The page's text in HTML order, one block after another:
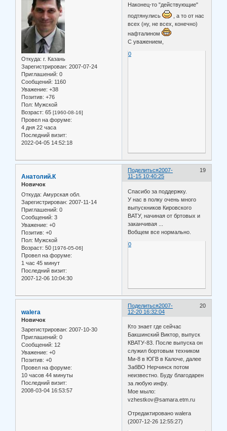
Откуда: г. Казань
Зарегистрирован: 2007-07-24
Приглашений: 0
Сообщений: 1160
Уважение: +38
Позитив: +76
Пол: Мужской
Возраст: 65 [1960-08-16]
Провел на форуме:
4 дня 22 часа
Последний визит:
2022-04-05 14:52:18
Наконец-то "действующие"
подтянулись
, а то от нас
всех (ну, не всех, конечно)
нафталином
С уважением,
0
Поделиться 19
2007-
11-15 10:40:25
Анатолий.К
Новичок
Откуда: Амурская обл.
Зарегистрирован: 2007-11-14
Приглашений: 0
Сообщений: 3
Уважение: +0
Позитив: +0
Пол: Мужской
Возраст: 50 [1976-05-06]
Провел на форуме:
1 час 45 минут
Последний визит:
2007-12-06 10:04:30
Спасибо за поддержку.
У нас в полку очень много
выпускников Кировского
ВАТУ, начиная от бртовых и
заканчивая ...
Вобщем все нормально.
0
Поделиться 20
2007-
12-20 16:32:04
walera
Новичок
Зарегистрирован: 2007-10-30
Приглашений: 0
Сообщений: 12
Уважение: +0
Позитив: +0
Провел на форуме:
10 часов 44 минуты
Последний визит:
2008-03-04 16:53:57
Кто знает где сейчас
Бакшинский Виктор, выпуск
КВАТУ-83. После выпуска он
служил бортовым техником
Ми-8 в ЮГВ в Калоче, далее
ЗабВО Нерчинск потом
неизвестно. Буду благодарен
за любую инфу.
Мое мыло:
vzhestkov@samara.etm.ru
Отредактировано walera
(2007-12-26 12:55:27)